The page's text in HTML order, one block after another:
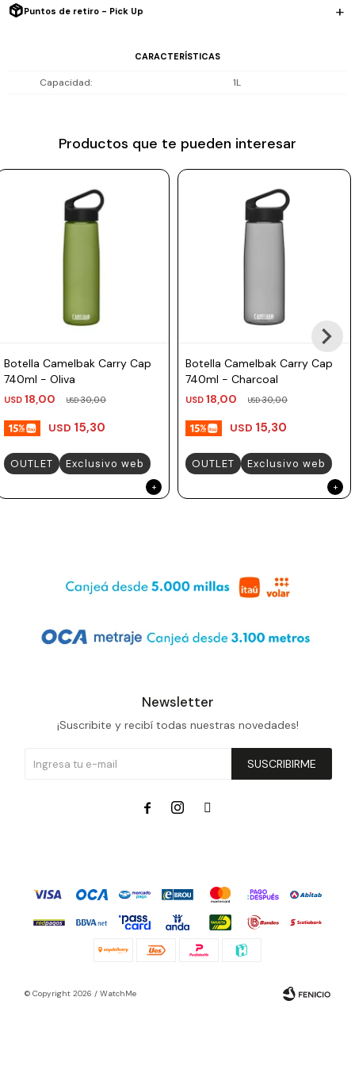
Puntos de retiro - Pick Up
CARACTERÍSTICAS
Capacidad 1L
Productos que te pueden interesar
Botella Camelbak Carry Cap
740ml - Oliva
USD 18,00 USD30,00
USD 15,30
OUTLET Exclusivo web
Botella Camelbak Carry Cap
740ml - Charcoal
USD 18,00 USD30,00
USD 15,30
OUTLET Exclusivo web
Newsletter
¡Suscribite y recibí todas nuestras novedades!
SUSCRIBIRME
  
© Copyright 2026 / WatchMe
Prune